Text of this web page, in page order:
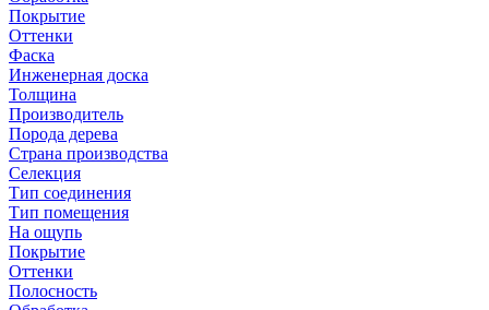
Покрытие
Оттенки
Фаска
Инженерная доска
Толщина
Производитель
Порода дерева
Страна производства
Селекция
Тип соединения
Тип помещения
На ощупь
Покрытие
Оттенки
Полосность